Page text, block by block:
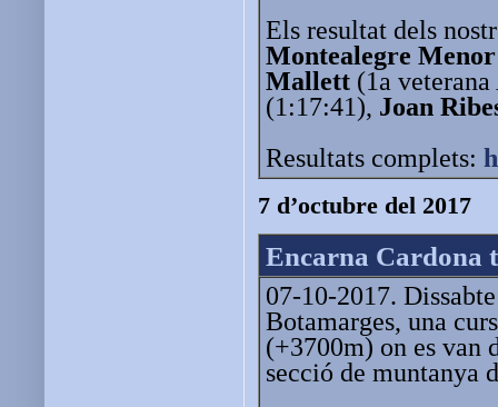
Els resultat dels
Montealegre Menor
Mallett (1a
(1:17:41), Joan
Resultats complets:
7 d’octubre del 2017
Encarna Cardona
07-10-2017.
Botamarges, una
(+3700m) on es van
secció de muntanya